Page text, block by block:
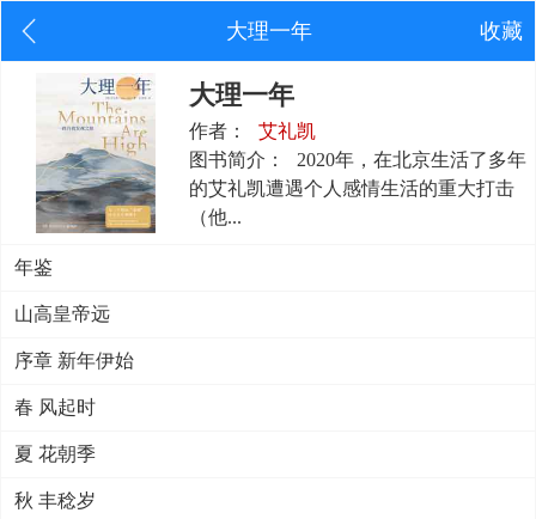
大理一年 收藏
大理一年
作者：
艾礼凯
图书简介：
2020年，在北京生活了多年
的艾礼凯遭遇个人感情生活的重大打击
（他...
年鉴
山高皇帝远
序章 新年伊始
春 风起时
夏 花朝季
秋 丰稔岁